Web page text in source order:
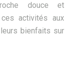
douce et
activités aux
bienfaits sur